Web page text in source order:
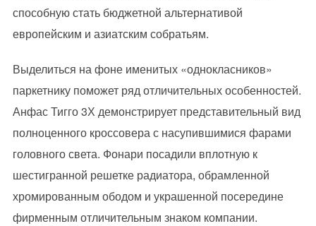
способную стать бюджетной альтернативой
европейским и азиатским собратьям.
Выделиться на фоне именитых «однокласников»
паркетнику поможет ряд отличительных особенностей.
Анфас Тигго 3Х демонстрирует представительный вид
полноценного кроссовера с насупившимися фарами
головного света. Фонари посадили вплотную к
шестигранной решетке радиатора, обрамленной
хромированным ободом и украшенной посередине
фирменным отличительным знаком компании.